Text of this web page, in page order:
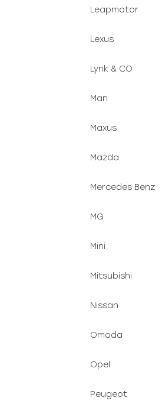
Leapmotor
Lexus
Lynk & CO
Man
Maxus
Mazda
Mercedes Benz
MG
Mini
Mitsubishi
Nissan
Omoda
Opel
Peugeot